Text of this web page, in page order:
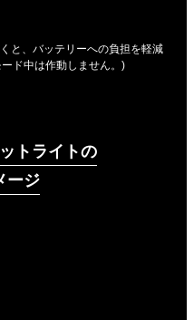
と、バッテリーへの負担を軽減
ド中は作動しません。)
トライトの
ージ